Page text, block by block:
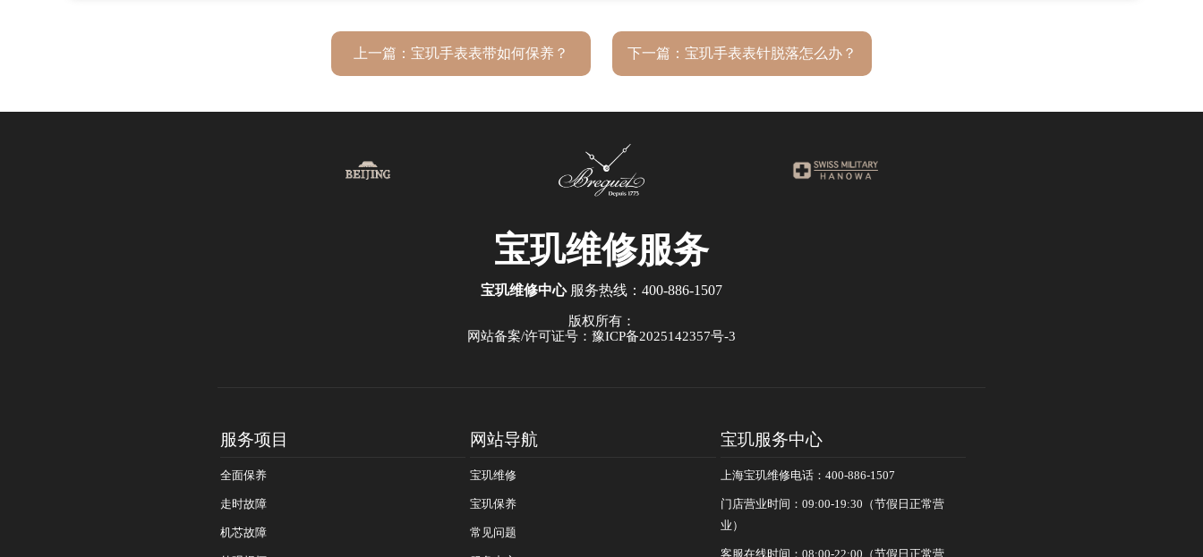
上一篇： 宝玑手表表带如何保养？ 下一篇：宝玑手表表针脱落怎么办？
宝玑维修服务
宝玑维修中心 服务热线： 400-886-1507
版权所有：
网站备案/许可证号：豫ICP备2025142357号-3
服务项目
全面保养
走时故障
机芯故障
网站导航
宝玑维修
宝玑保养
常见问题
宝玑服务中心
上海宝玑维修电话：400-886-1507
门店营业时间：09:00-19:30（节假日正常营
业）